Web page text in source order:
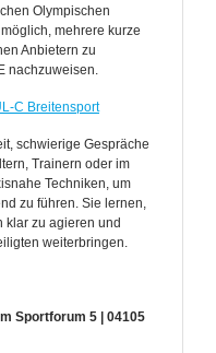
Olympischen
mehrere kurze
Anbietern zu
nachzuweisen.
C Breitensport
schwierige Gespräche
Trainern oder im
Techniken, um
zu führen. Sie lernen,
klar zu agieren und
weiterbringen.
Sportforum 5 | 04105